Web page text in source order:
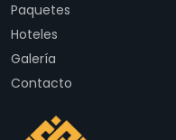
Paquetes
Hoteles
Galería
Contacto